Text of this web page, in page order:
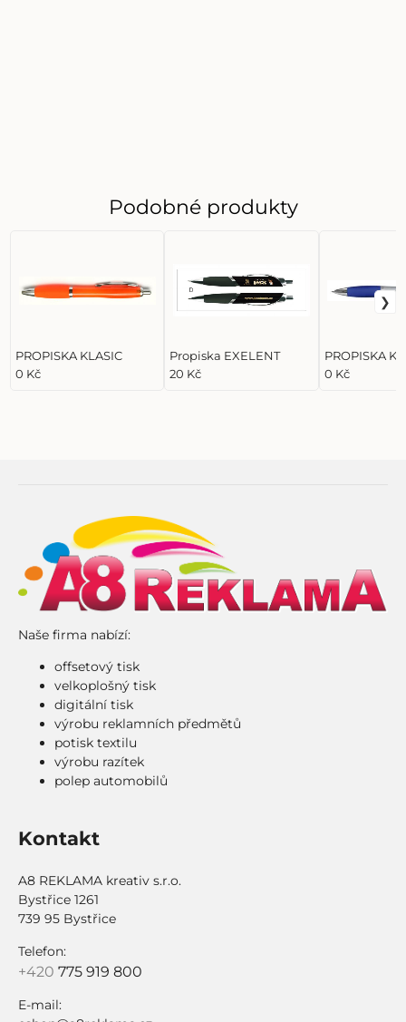
Podobné produkty
PROPISKA KLASIC
0 Kč
Propiska EXELENT
20 Kč
PROPISKA
0 Kč
Naše firma nabízí:
offsetový tisk
velkoplošný tisk
digitální tisk
výrobu reklamních předmětů
potisk textilu
výrobu razítek
polep automobilů
Kontakt
A8 REKLAMA kreativ s.r.o.
Bystřice 1261
739 95 Bystřice
Telefon:
+420 775 919 800
E-mail: